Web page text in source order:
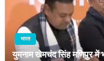
भारत
युमनाम खेमचंद सिंह मणिपुर में